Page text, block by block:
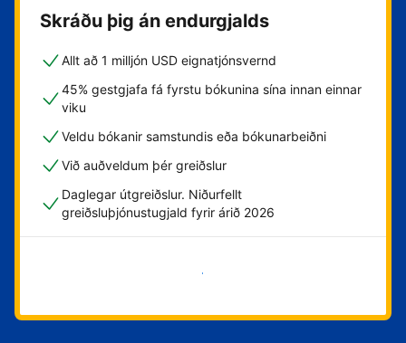
Skráðu þig án endurgjalds
Allt að 1 milljón USD eignatjónsvernd
45% gestgjafa fá fyrstu bókunina sína innan einnar
viku
Veldu bókanir samstundis eða bókunarbeiðni
Við auðveldum þér greiðslur
Daglegar útgreiðslur. Niðurfellt
greiðsluþjónustugjald fyrir árið 2026
Byrja núna